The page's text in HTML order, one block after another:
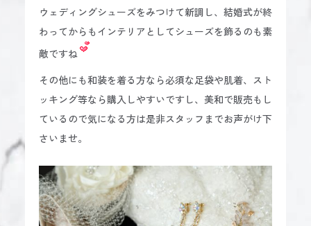
ウェディングシューズをみつけて新調し、結婚式が終
わってからもインテリアとしてシューズを飾るのも素
敵ですね
その他にも和装を着る方なら必須な足袋や肌着、スト
ッキング等なら購入しやすいですし、美和で販売もし
ているので気になる方は是非スタッフまでお声がけ下
さいませ。